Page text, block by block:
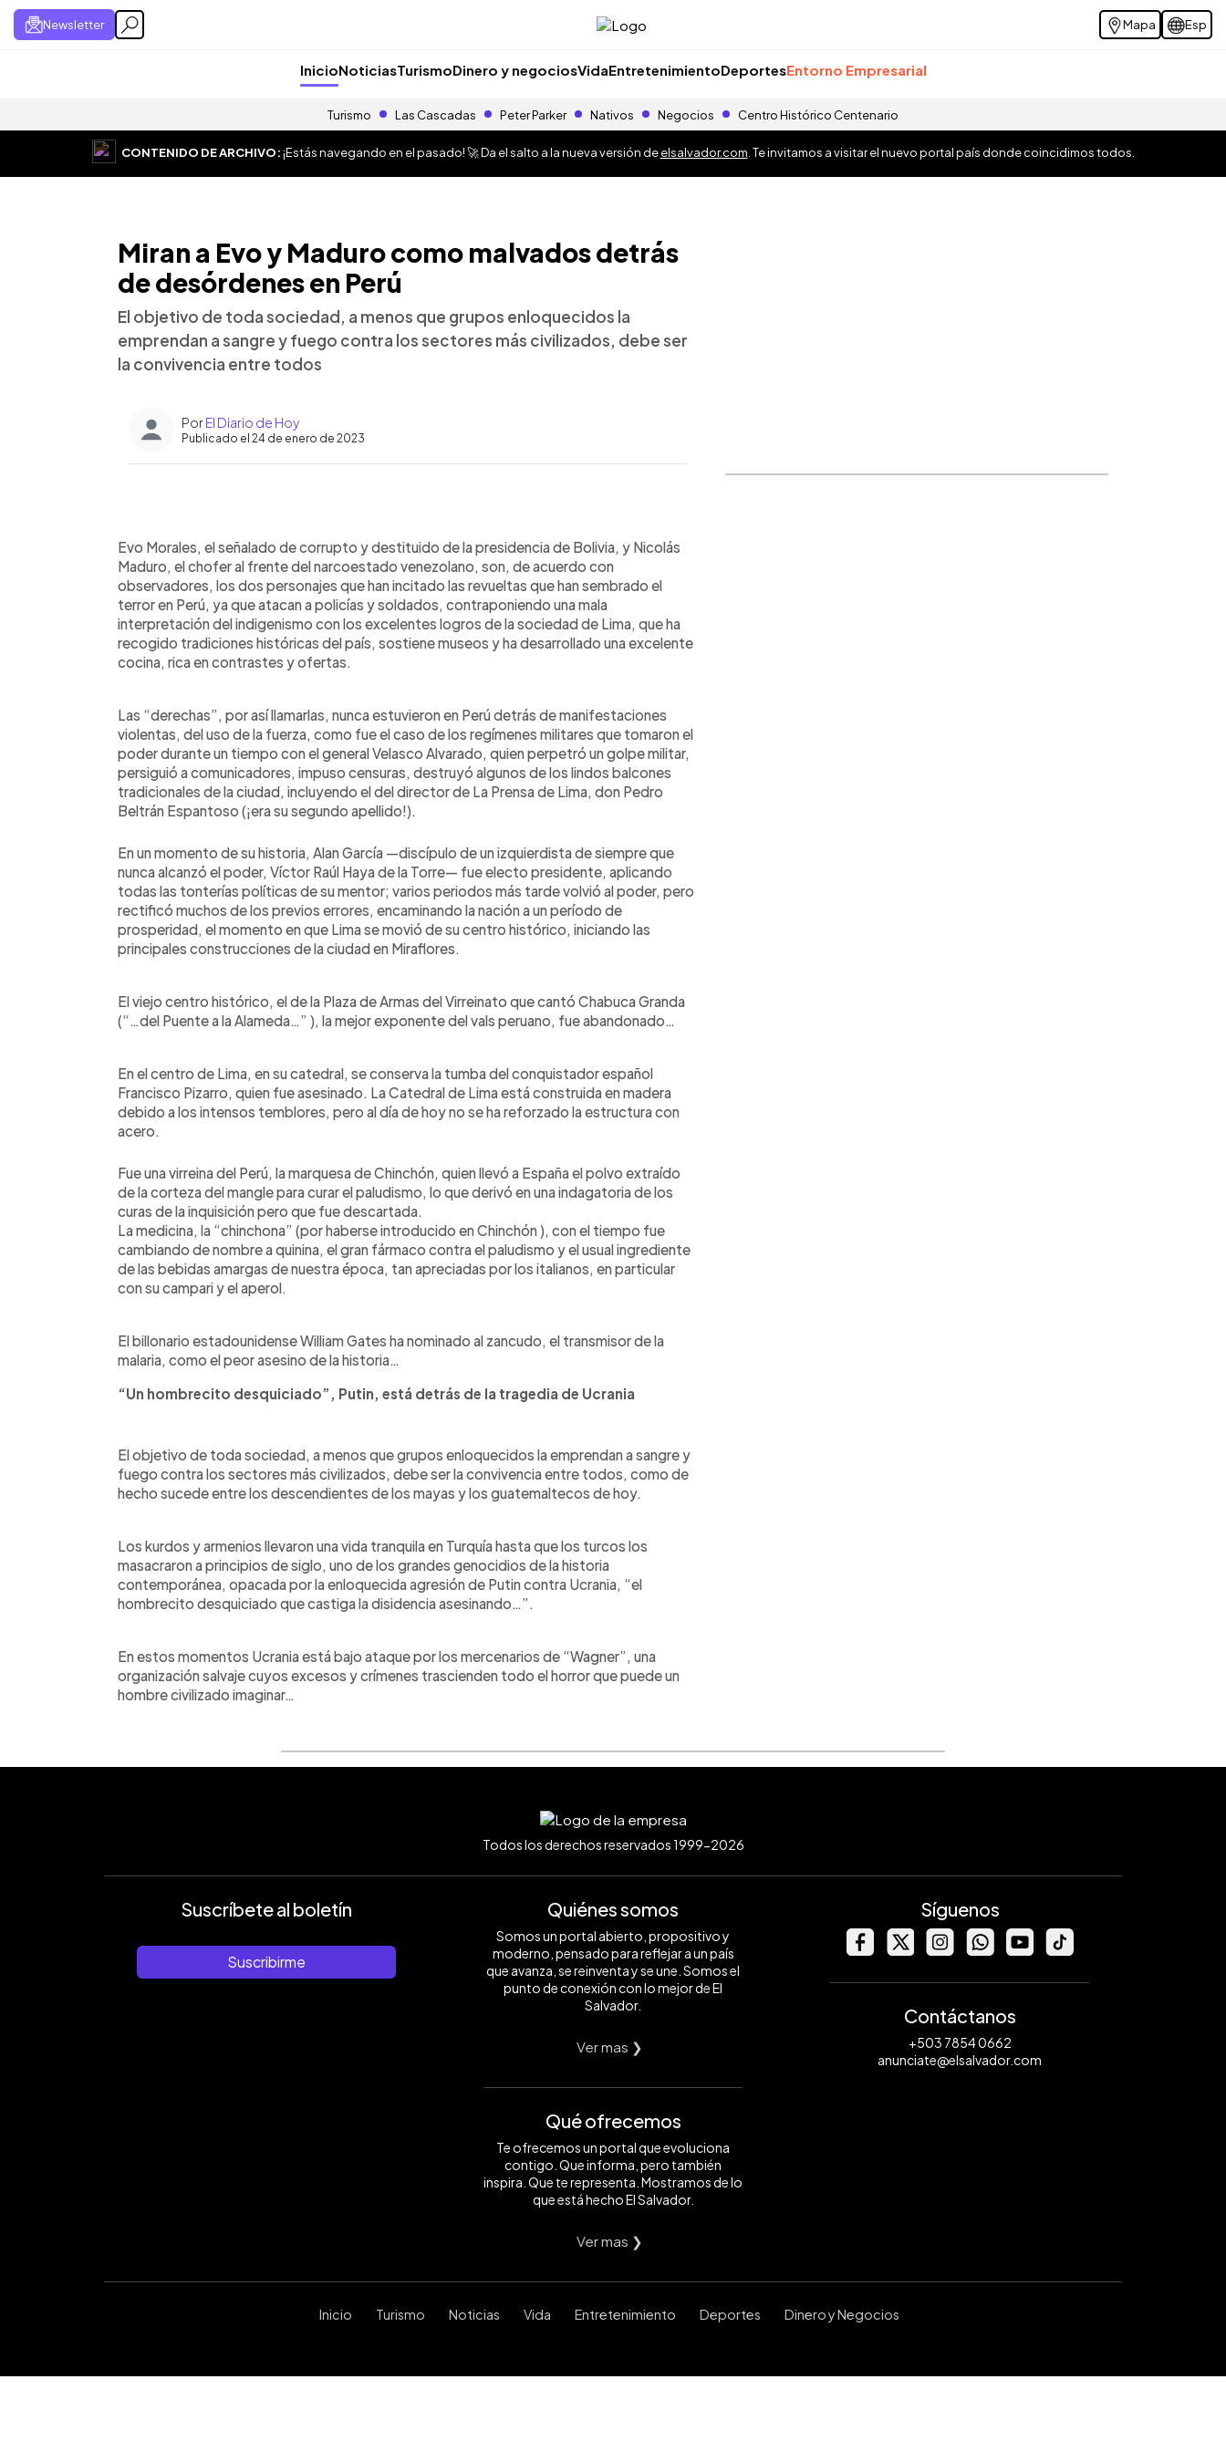
Newsletter Mapa Esp
InicioNoticiasTurismoDinero y negociosVidaEntretenimientoDeportesEntorno Empresarial
Turismo Las Cascadas Peter Parker Nativos Negocios Centro Histórico Centenario
CONTENIDO DE ARCHIVO:¡Estás navegando en el pasado! 🚀 Da el salto a la nueva versión deelsalvador.com . Te invitamos a visitar el nuevo portal país donde coincidimos todos.
Miran a Evo y Maduro como malvados detrás
de desórdenes en Perú
El objetivo de toda sociedad, a menos que grupos enloquecidos la
emprendan a sangre y fuego contra los sectores más civilizados, debe ser
la convivencia entre todos
PorEl Diario de Hoy
Publicado el 24 de enero de 2023
► Escuchar artículo
Evo Morales, el señalado de corrupto y destituido de la presidencia de Bolivia, y Nicolás
Maduro, el chofer al frente del narcoestado venezolano, son, de acuerdo con
observadores, los dos personajes que han incitado las revueltas que han sembrado el
terror en Perú, ya que atacan a policías y soldados, contraponiendo una mala
interpretación del indigenismo con los excelentes logros de la sociedad de Lima, que ha
recogido tradiciones históricas del país, sostiene museos y ha desarrollado una excelente
cocina, rica en contrastes y ofertas.
Las “derechas”, por así llamarlas, nunca estuvieron en Perú detrás de manifestaciones
violentas, del uso de la fuerza, como fue el caso de los regímenes militares que tomaron el
poder durante un tiempo con el general Velasco Alvarado, quien perpetró un golpe militar,
persiguió a comunicadores, impuso censuras, destruyó algunos de los lindos balcones
tradicionales de la ciudad, incluyendo el del director de La Prensa de Lima, don Pedro
Beltrán Espantoso (¡era su segundo apellido!).
En un momento de su historia, Alan García —discípulo de un izquierdista de siempre que
nunca alcanzó el poder, Víctor Raúl Haya de la Torre— fue electo presidente, aplicando
todas las tonterías políticas de su mentor; varios periodos más tarde volvió al poder, pero
rectificó muchos de los previos errores, encaminando la nación a un período de
prosperidad, el momento en que Lima se movió de su centro histórico, iniciando las
principales construcciones de la ciudad en Miraflores.
El viejo centro histórico, el de la Plaza de Armas del Virreinato que cantó Chabuca Granda
(“…del Puente a la Alameda…” ), la mejor exponente del vals peruano, fue abandonado…
En el centro de Lima, en su catedral, se conserva la tumba del conquistador español
Francisco Pizarro, quien fue asesinado. La Catedral de Lima está construida en madera
debido a los intensos temblores, pero al día de hoy no se ha reforzado la estructura con
acero.
Fue una virreina del Perú, la marquesa de Chinchón, quien llevó a España el polvo extraído
de la corteza del mangle para curar el paludismo, lo que derivó en una indagatoria de los
curas de la inquisición pero que fue descartada.
La medicina, la “chinchona” (por haberse introducido en Chinchón ), con el tiempo fue
cambiando de nombre a quinina, el gran fármaco contra el paludismo y el usual ingrediente
de las bebidas amargas de nuestra época, tan apreciadas por los italianos, en particular
con su campari y el aperol.
El billonario estadounidense William Gates ha nominado al zancudo, el transmisor de la
malaria, como el peor asesino de la historia…
“Un hombrecito desquiciado”, Putin, está detrás de la tragedia de Ucrania
El objetivo de toda sociedad, a menos que grupos enloquecidos la emprendan a sangre y
fuego contra los sectores más civilizados, debe ser la convivencia entre todos, como de
hecho sucede entre los descendientes de los mayas y los guatemaltecos de hoy.
Los kurdos y armenios llevaron una vida tranquila en Turquía hasta que los turcos los
masacraron a principios de siglo, uno de los grandes genocidios de la historia
contemporánea, opacada por la enloquecida agresión de Putin contra Ucrania, “el
hombrecito desquiciado que castiga la disidencia asesinando…”.
En estos momentos Ucrania está bajo ataque por los mercenarios de “Wagner”, una
organización salvaje cuyos excesos y crímenes trascienden todo el horror que puede un
hombre civilizado imaginar…
Todos los derechos reservados 1999-2026
Suscríbete al boletín
Suscribirme
Quiénes somos
Somos un portal abierto, propositivo y
moderno, pensado para reflejar a un país
que avanza, se reinventa y se une. Somos el
punto de conexión con lo mejor de El
Salvador.
Ver mas ❯
Qué ofrecemos
Te ofrecemos un portal que evoluciona
contigo. Que informa, pero también
inspira. Que te representa. Mostramos de lo
que está hecho El Salvador.
Ver mas ❯
Síguenos
Contáctanos
+503 7854 0662
anunciate@elsalvador.com
Inicio Turismo Noticias Vida Entretenimiento Deportes Dinero y Negocios